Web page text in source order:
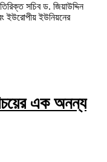
সচিব ড. জিয়াউদ্দিন
ইউরোপীয় ইউনিয়নের
এক অনন্য